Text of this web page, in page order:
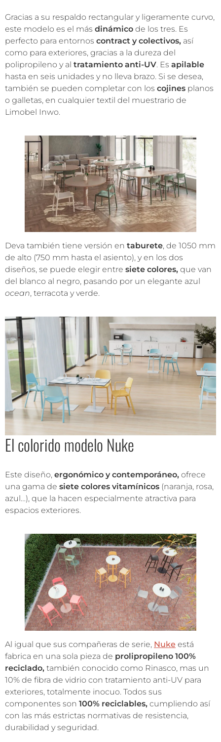
Gracias a su respaldo rectangular y ligeramente curvo,
este modelo es el más dinámico de los tres. Es
perfecto para entornos contract y colectivos, así
como para exteriores, gracias a la dureza del
polipropileno y al tratamiento anti-UV. Es apilable
hasta en seis unidades y no lleva brazo. Si se desea,
también se pueden completar con los cojines planos
o galletas, en cualquier textil del muestrario de
Limobel Inwo.
Deva también tiene versión en taburete, de 1050 mm
de alto (750 mm hasta el asiento), y en los dos
diseños, se puede elegir entre siete colores, que van
del blanco al negro, pasando por un elegante azul
ocean, terracota y verde.
El colorido modelo Nuke
Este diseño, ergonómico y contemporáneo, ofrece
una gama de siete colores vitamínicos (naranja, rosa,
azul…), que la hacen especialmente atractiva para
espacios exteriores.
Al igual que sus compañeras de serie, Nuke está
fabrica en una sola pieza de prolipropileno 100%
reciclado, también conocido como Rinasco, mas un
10% de fibra de vidrio con tratamiento anti-UV para
exteriores, totalmente inocuo. Todos sus
componentes son 100% reciclables, cumpliendo así
con las más estrictas normativas de resistencia,
durabilidad y seguridad.